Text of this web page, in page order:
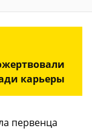
карьеры
первенца